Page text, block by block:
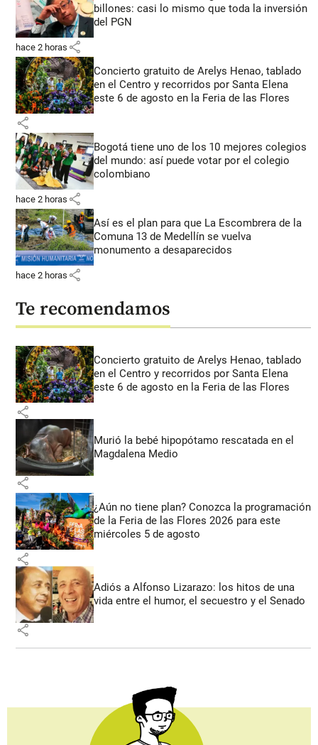
billones: casi lo mismo que toda la inversión
del PGN
hace 2 horas share
Concierto gratuito de Arelys Henao, tablado
en el Centro y recorridos por Santa Elena
este 6 de agosto en la Feria de las Flores
share
Bogotá tiene uno de los 10 mejores colegios
del mundo: así puede votar por el colegio
colombiano
hace 2 horas share
Así es el plan para que La Escombrera de la
Comuna 13 de Medellín se vuelva
monumento a desaparecidos
hace 2 horas share
Te recomendamos
Concierto gratuito de Arelys Henao, tablado
en el Centro y recorridos por Santa Elena
este 6 de agosto en la Feria de las Flores
share
Murió la bebé hipopótamo rescatada en el
Magdalena Medio
share
¿Aún no tiene plan? Conozca la programación
de la Feria de las Flores 2026 para este
miércoles 5 de agosto
share
Adiós a Alfonso Lizarazo: los hitos de una
vida entre el humor, el secuestro y el Senado
share